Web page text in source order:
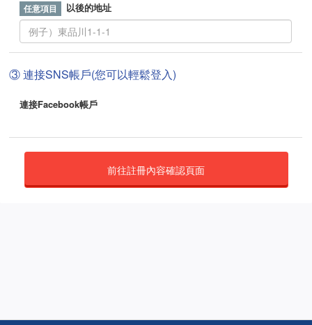
以後的地址
③ 連接SNS帳戶(您可以輕鬆登入)
連接Facebook帳戶